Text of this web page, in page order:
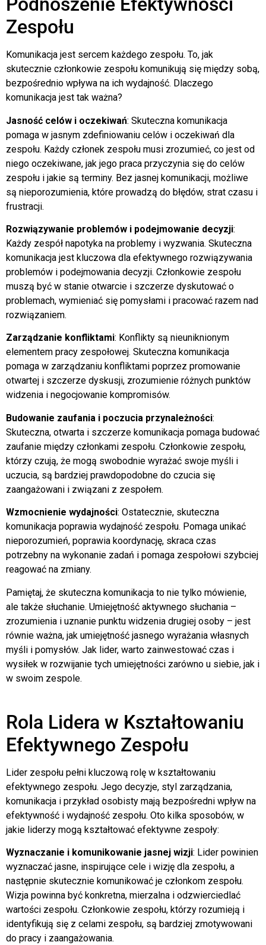
Zespołu
Komunikacja jest sercem każdego zespołu. To, jak
skutecznie członkowie zespołu komunikują się między sobą,
bezpośrednio wpływa na ich wydajność. Dlaczego
komunikacja jest tak ważna?
Jasność celów i oczekiwań: Skuteczna komunikacja
pomaga w jasnym zdefiniowaniu celów i oczekiwań dla
zespołu. Każdy członek zespołu musi zrozumieć, co jest od
niego oczekiwane, jak jego praca przyczynia się do celów
zespołu i jakie są terminy. Bez jasnej komunikacji, możliwe
są nieporozumienia, które prowadzą do błędów, strat czasu i
frustracji.
Rozwiązywanie problemów i podejmowanie decyzji:
Każdy zespół napotyka na problemy i wyzwania. Skuteczna
komunikacja jest kluczowa dla efektywnego rozwiązywania
problemów i podejmowania decyzji. Członkowie zespołu
muszą być w stanie otwarcie i szczerze dyskutować o
problemach, wymieniać się pomysłami i pracować razem nad
rozwiązaniem.
Zarządzanie konfliktami: Konflikty są nieuniknionym
elementem pracy zespołowej. Skuteczna komunikacja
pomaga w zarządzaniu konfliktami poprzez promowanie
otwartej i szczerze dyskusji, zrozumienie różnych punktów
widzenia i negocjowanie kompromisów.
Budowanie zaufania i poczucia przynależności:
Skuteczna, otwarta i szczerze komunikacja pomaga budować
zaufanie między członkami zespołu. Członkowie zespołu,
którzy czują, że mogą swobodnie wyrażać swoje myśli i
uczucia, są bardziej prawdopodobne do czucia się
zaangażowani i związani z zespołem.
Wzmocnienie wydajności: Ostatecznie, skuteczna
komunikacja poprawia wydajność zespołu. Pomaga unikać
nieporozumień, poprawia koordynację, skraca czas
potrzebny na wykonanie zadań i pomaga zespołowi szybciej
reagować na zmiany.
Pamiętaj, że skuteczna komunikacja to nie tylko mówienie,
ale także słuchanie. Umiejętność aktywnego słuchania –
zrozumienia i uznanie punktu widzenia drugiej osoby – jest
równie ważna, jak umiejętność jasnego wyrażania własnych
myśli i pomysłów. Jak lider, warto zainwestować czas i
wysiłek w rozwijanie tych umiejętności zarówno u siebie, jak i
w swoim zespole.
Rola Lidera w Kształtowaniu
Efektywnego Zespołu
Lider zespołu pełni kluczową rolę w kształtowaniu
efektywnego zespołu. Jego decyzje, styl zarządzania,
komunikacja i przykład osobisty mają bezpośredni wpływ na
efektywność i wydajność zespołu. Oto kilka sposobów, w
jakie liderzy mogą kształtować efektywne zespoły:
Wyznaczanie i komunikowanie jasnej wizji: Lider powinien
wyznaczać jasne, inspirujące cele i wizję dla zespołu, a
następnie skutecznie komunikować je członkom zespołu.
Wizja powinna być konkretna, mierzalna i odzwierciedlać
wartości zespołu. Członkowie zespołu, którzy rozumieją i
identyfikują się z celami zespołu, są bardziej zmotywowani
do pracy i zaangażowania.